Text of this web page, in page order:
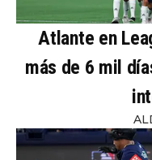
Atlante en
más de 6 mil